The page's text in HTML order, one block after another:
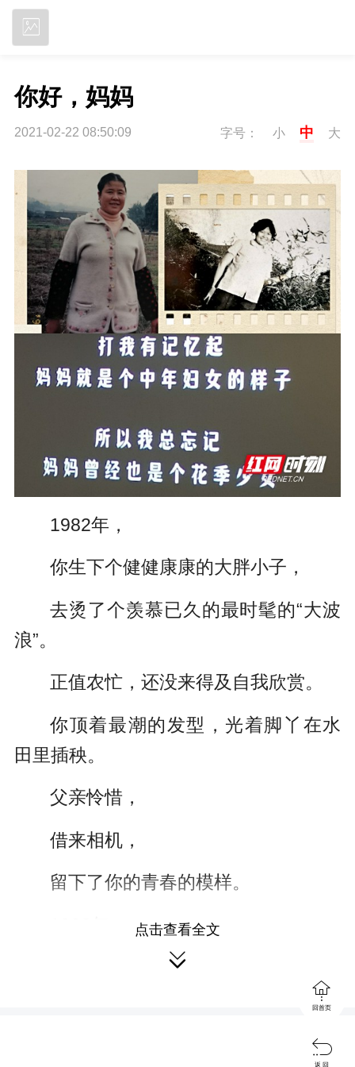
你好，妈妈
2021-02-22 08:50:09 字号： 小 中 大
1982年，
你生下个健健康康的大胖小子，
去烫了个羡慕已久的最时髦的“大波
浪”。
正值农忙，还没来得及自我欣赏。
你顶着最潮的发型，光着脚丫在水
田里插秧。
父亲怜惜，
借来相机，
留下了你的青春的模样。
我竟不确定你是否有过乌黑亮丽的
点击查看全文


回首页

返 回